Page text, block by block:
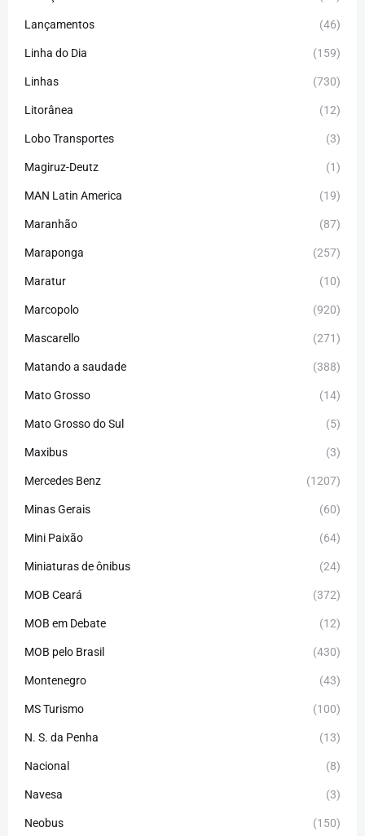
Lançamentos (46)
Linha do Dia (159)
Linhas (730)
Litorânea (12)
Lobo Transportes (3)
Magiruz-Deutz (1)
MAN Latin America (19)
Maranhão (87)
Maraponga (257)
Maratur (10)
Marcopolo (920)
Mascarello (271)
Matando a saudade (388)
Mato Grosso (14)
Mato Grosso do Sul (5)
Maxibus (3)
Mercedes Benz (1207)
Minas Gerais (60)
Mini Paixão (64)
Miniaturas de ônibus (24)
MOB Ceará (372)
MOB em Debate (12)
MOB pelo Brasil (430)
Montenegro (43)
MS Turismo (100)
N. S. da Penha (13)
Nacional (8)
Navesa (3)
Neobus (150)